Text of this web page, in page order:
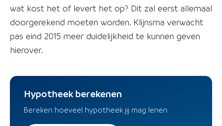
wat kost het of levert het op? Dit zal eerst allemaal
doorgerekend moeten worden. Klijnsma verwacht
pas eind 2015 meer duidelijkheid te kunnen geven
hierover.
Hypotheek berekenen
Bereken hoeveel hypotheek jij mag lenen